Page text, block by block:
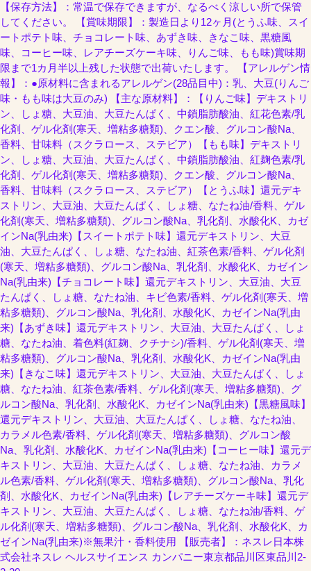
【保存方法】：常温で保存できますが、なるべく涼しい所で保管
してください。 【賞味期限】：製造日より12ヶ月(とうふ味、スイ
ートポテト味、チョコレート味、あずき味、きなこ味、黒糖風
味、コーヒー味、レアチーズケーキ味、りんご味、もも味)賞味期
限まで1カ月半以上残した状態で出荷いたします。 【アレルゲン情
報】：●原材料に含まれるアレルゲン(28品目中)：乳、大豆(りんご
味・もも味は大豆のみ) 【主な原材料】：【りんご味】デキストリ
ン、しょ糖、大豆油、大豆たんぱく、中鎖脂肪酸油、紅花色素/乳
化剤、ゲル化剤(寒天、増粘多糖類)、クエン酸、グルコン酸Na、
香料、甘味料（スクラロース、ステビア）【もも味】デキストリ
ン、しょ糖、大豆油、大豆たんぱく、中鎖脂肪酸油、紅麹色素/乳
化剤、ゲル化剤(寒天、増粘多糖類)、クエン酸、グルコン酸Na、
香料、甘味料（スクラロース、ステビア）【とうふ味】還元デキ
ストリン、大豆油、大豆たんぱく、しょ糖、なたね油/香料、ゲル
化剤(寒天、増粘多糖類)、グルコン酸Na、乳化剤、水酸化K、カゼ
インNa(乳由来)【スイートポテト味】還元デキストリン、大豆
油、大豆たんぱく、しょ糖、なたね油、紅茶色素/香料、ゲル化剤
(寒天、増粘多糖類)、グルコン酸Na、乳化剤、水酸化K、カゼイン
Na(乳由来)【チョコレート味】還元デキストリン、大豆油、大豆
たんぱく、しょ糖、なたね油、キビ色素/香料、ゲル化剤(寒天、増
粘多糖類)、グルコン酸Na、乳化剤、水酸化K、カゼインNa(乳由
来)【あずき味】還元デキストリン、大豆油、大豆たんぱく、しょ
糖、なたね油、着色料(紅麹、クチナシ)/香料、ゲル化剤(寒天、増
粘多糖類)、グルコン酸Na、乳化剤、水酸化K、カゼインNa(乳由
来)【きなこ味】還元デキストリン、大豆油、大豆たんぱく、しょ
糖、なたね油、紅茶色素/香料、ゲル化剤(寒天、増粘多糖類)、グ
ルコン酸Na、乳化剤、水酸化K、カゼインNa(乳由来)【黒糖風味】
還元デキストリン、大豆油、大豆たんぱく、しょ糖、なたね油、
カラメル色素/香料、ゲル化剤(寒天、増粘多糖類)、グルコン酸
Na、乳化剤、水酸化K、カゼインNa(乳由来)【コーヒー味】還元デ
キストリン、大豆油、大豆たんぱく、しょ糖、なたね油、カラメ
ル色素/香料、ゲル化剤(寒天、増粘多糖類)、グルコン酸Na、乳化
剤、水酸化K、カゼインNa(乳由来)【レアチーズケーキ味】還元デ
キストリン、大豆油、大豆たんぱく、しょ糖、なたね油/香料、ゲ
ル化剤(寒天、増粘多糖類)、グルコン酸Na、乳化剤、水酸化K、カ
ゼインNa(乳由来)※無果汁・香料使用 【販売者】：ネスレ日本株
式会社ネスレ ヘルスサイエンス カンパニー東京都品川区東品川2-